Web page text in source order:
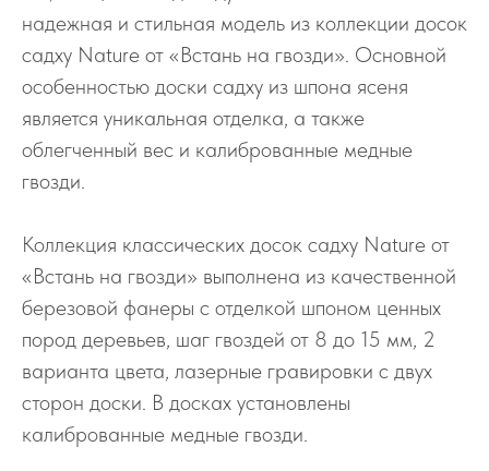
надежная и стильная модель из коллекции досок
садху Nature от «Встань на гвозди». Основной
особенностью доски садху из шпона ясеня
является уникальная отделка, а также
облегченный вес и калиброванные медные
гвозди.
Коллекция классических досок садху Nature от
«Встань на гвозди» выполнена из качественной
березовой фанеры с отделкой шпоном ценных
пород деревьев, шаг гвоздей от 8 до 15 мм, 2
варианта цвета, лазерные гравировки с двух
сторон доски. В досках установлены
калиброванные медные гвозди.